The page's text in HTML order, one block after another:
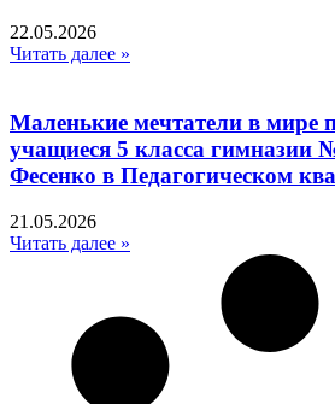
22.05.2026
Читать далее »
Маленькие мечтатели в мире
учащиеся 5 класса гимназии
Фесенко в Педагогическом
21.05.2026
Читать далее »